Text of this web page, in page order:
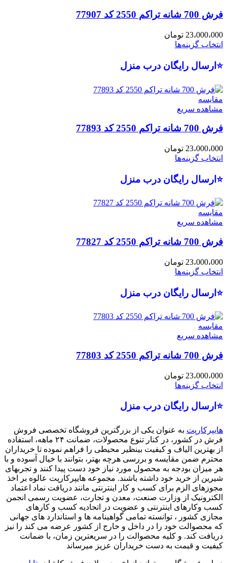
فرش 700 شانه تراکم 2550 کد 77907
23،000،000 تومان
انتخاب گزینه‌ها
⭐ارسال رایگان درب منزل
مقایسه
مشاهده سریع
فرش 700 شانه تراکم 2550 کد 77893
23،000،000 تومان
انتخاب گزینه‌ها
⭐ارسال رایگان درب منزل
مقایسه
مشاهده سریع
فرش 700 شانه تراکم 2550 کد 77827
23،000،000 تومان
انتخاب گزینه‌ها
⭐ارسال رایگان درب منزل
مقایسه
مشاهده سریع
فرش 700 شانه تراکم 2550 کد 77803
23،000،000 تومان
انتخاب گزینه‌ها
⭐ارسال رایگان درب منزل
هایپرکارپت به عنوان یکی از بزرگترین فروشگاه تخصصی فروش
فرش در کشور، در کنار تنوع محصولات، ضمانت ۲۴ ماهه، استفاده
از بهترین الیاف و کیفیت بینظیر محیطی را فراهم نموده تا خریداران
محترم ضمن مقایسه و بررسی هرچه بهتر، بتوانند با خیال آسوده و با
هر میزان بودجه به محصول مورد نیاز خود دست پیدا کنند و تجربهای
شیرین از خرید خود داشته باشند. مجموعه هایپرکارپت عالوه بر اخذ
مجوزهای الزم برای کسب و کار اینترنتی مانند دریافت نماد اعتماد
الکترونیک از وزارت صنعت، معدن و تجارت، عضویت رسمی انجمن
کسب وکارهای اینترنتی و عضویت در اتحادیه کسب و کارهای
مجازی کشور ، توانسته تمامی گواهینامه ها و استاندارد های جهانی
که محصوالت خود را در داخل و خارج از کشور عرضه می کند را نیز
دریافت کند. و کلیه محصوالت را در سریعترین زمان، با ضمانت
کیفیت و قیمت به دست خریداران عزیز میرساند